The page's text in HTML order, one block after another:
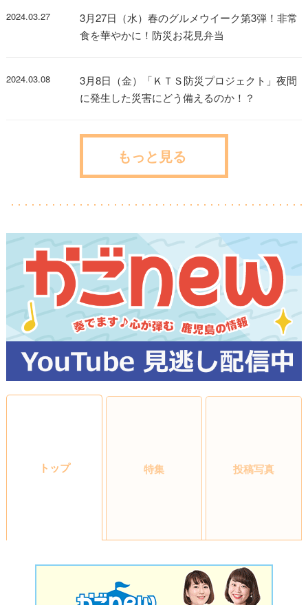
2024.03.27
3月27日（水）春のグルメウイーク第3弾！非常
食を華やかに！防災お花見弁当
2024.03.08
3月8日（金）「ＫＴＳ防災プロジェクト」夜間
に発生した災害にどう備えるのか！？
もっと見る
トップ 特集 投稿写真